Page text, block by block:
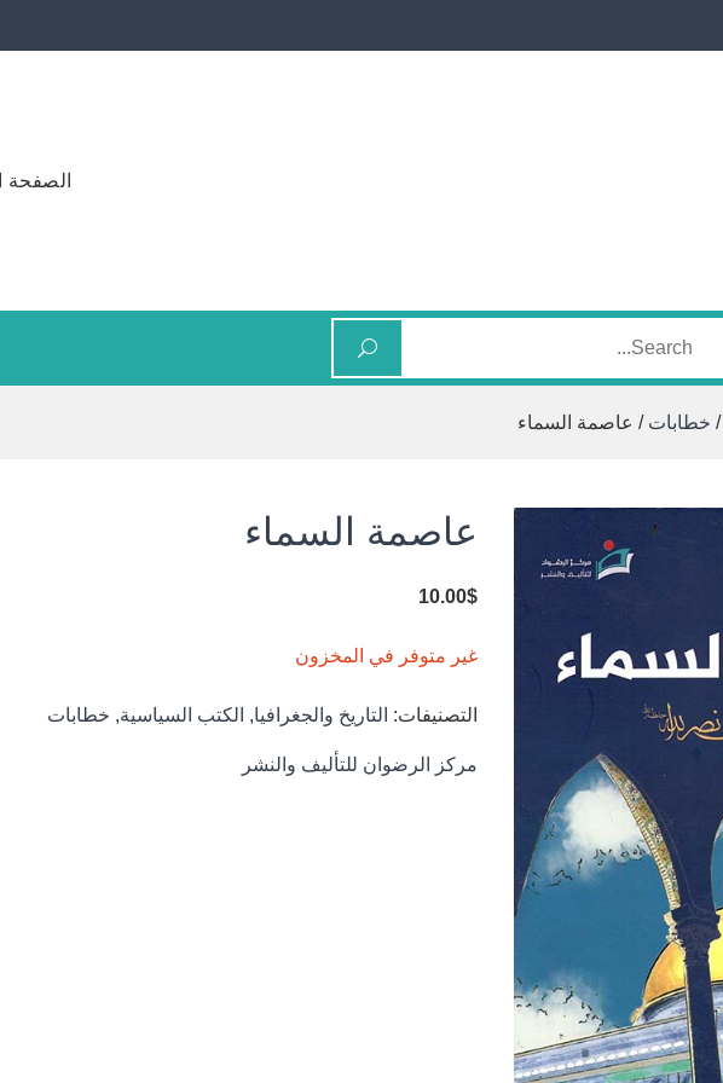
الصفحة
/ خطابات / عاصمة السماء
عاصمة السماء
10.00$
غير متوفر في المخزون
التصنيفات: التاريخ والجغرافيا, الكتب السياسية, خطابات
مركز الرضوان للتأليف والنشر